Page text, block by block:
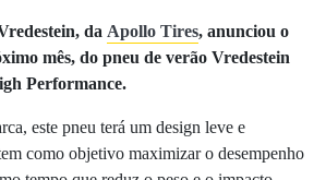
da Apollo Tires, anunciou o
mês, do pneu de verão Vredestein
Performance.
este pneu terá um design leve e
como objetivo maximizar o desempenho